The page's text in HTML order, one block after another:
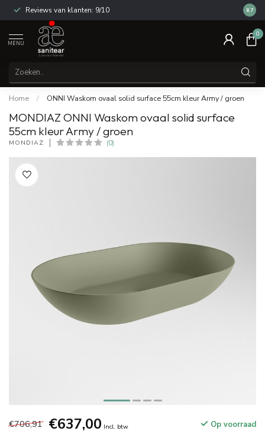
Reviews van klanten: 9/10 14
8.7
MENU
0
Home / ONNI Waskom ovaal solid surface 55cm kleur Army / groen
MONDIAZ ONNI Waskom ovaal solid surface
55cm kleur Army / groen
MONDIAZ (0)
€706,91 €637,00 Incl. btw Op voorraad